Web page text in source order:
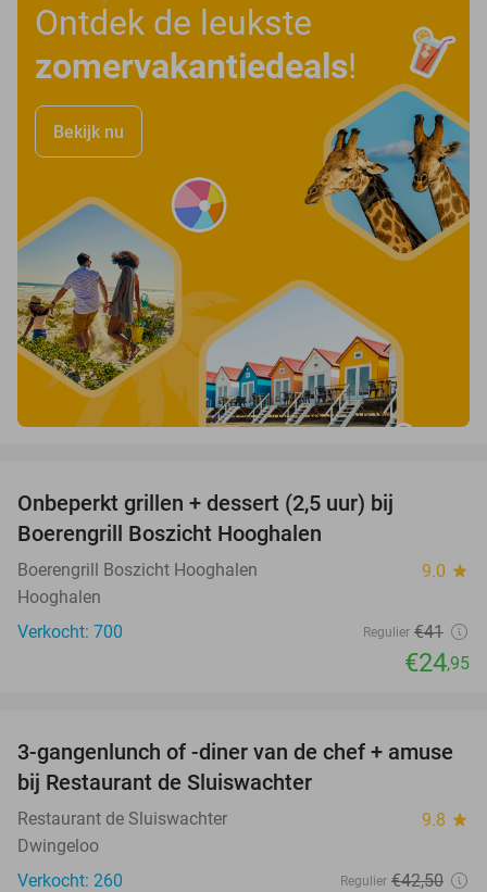
Ontdek de leukste
zomervakantiedeals!
Bekijk nu
Onbeperkt grillen + dessert (2,5 uur) bij
Boerengrill Boszicht Hooghalen
Boerengrill Boszicht Hooghalen 9.0 star
Hooghalen
Verkocht: 700
Regulier €41
€24,95
31%
3-gangenlunch of -diner van de chef + amuse
bij Restaurant de Sluiswachter
Restaurant de Sluiswachter 9.8 star
Dwingeloo
Verkocht: 260
Regulier €42,50